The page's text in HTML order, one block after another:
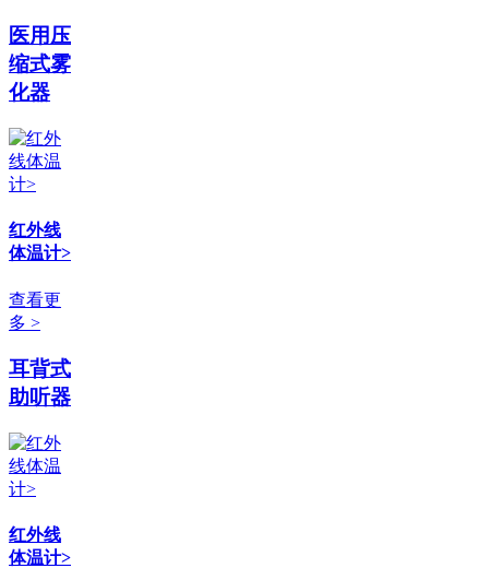
医用压
缩式雾
化器
红外线
体温计>
查看更
多 >
耳背式
助听器
红外线
体温计>